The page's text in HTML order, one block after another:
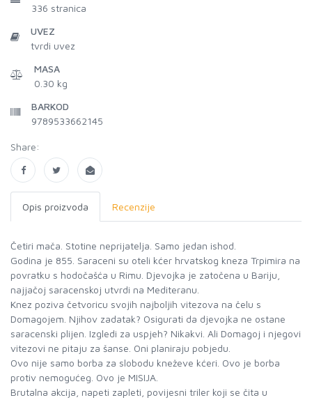
336 stranica
UVEZ
tvrdi uvez
MASA
0.30 kg
BARKOD
9789533662145
Share:
Opis proizvoda Recenzije
Četiri mača. Stotine neprijatelja. Samo jedan ishod.
Godina je 855. Saraceni su oteli kćer hrvatskog kneza Trpimira na
povratku s hodočašća u Rimu. Djevojka je zatočena u Bariju,
najjačoj saracenskoj utvrdi na Mediteranu.
Knez poziva četvoricu svojih najboljih vitezova na čelu s
Domagojem. Njihov zadatak? Osigurati da djevojka ne ostane
saracenski plijen. Izgledi za uspjeh? Nikakvi. Ali Domagoj i njegovi
vitezovi ne pitaju za šanse. Oni planiraju pobjedu.
Ovo nije samo borba za slobodu kneževe kćeri. Ovo je borba
protiv nemogućeg. Ovo je MISIJA.
Brutalna akcija, napeti zapleti, povijesni triler koji se čita u